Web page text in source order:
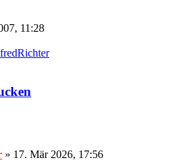
11:28
» 17. Mär 2026, 17:56